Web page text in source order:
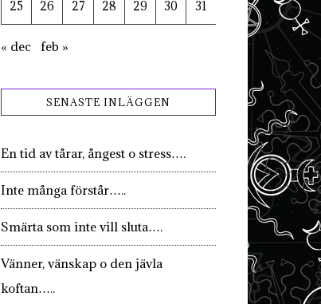
25 26 27 28 29 30 31
« dec feb »
SENASTE INLÄGGEN
En tid av tårar, ångest o stress….
Inte många förstår…..
Smärta som inte vill sluta….
Vänner, vänskap o den jävla
koftan…..